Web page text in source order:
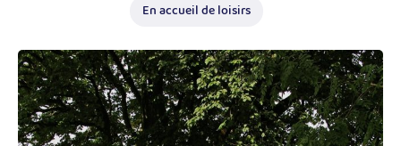
En accueil de loisirs